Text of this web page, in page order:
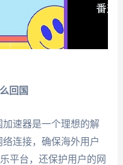
回国
速器是一个理想的解
连接，确保海外用户
平台，还保护用户的网